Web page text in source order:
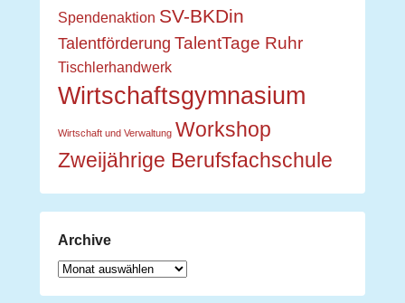
Spendenaktion SV-BKDin
Talentförderung TalentTage Ruhr
Tischlerhandwerk
Wirtschaftsgymnasium
Wirtschaft und Verwaltung Workshop
Zweijährige Berufsfachschule
Archive
Archive